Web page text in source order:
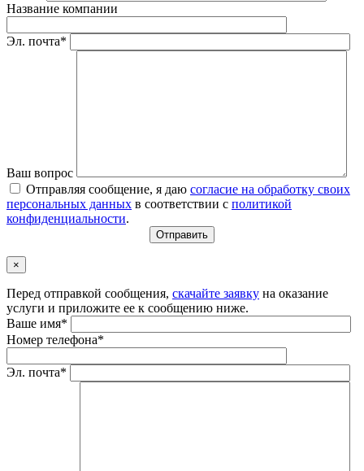
Название компании
Эл. почта*
Ваш вопрос
Отправляя сообщение, я даю согласие на обработку своих
персональных данных в соответствии с политикой
конфиденциальности.
×
Перед отправкой сообщения, скачайте заявку на оказание
услуги и приложите ее к сообщению ниже.
Ваше имя*
Номер телефона*
Эл. почта*